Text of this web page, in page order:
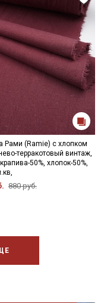
Рами (Ramie) с хлопком
терракотовый винтаж,
50%, хлопок-50%,
880 руб.
и